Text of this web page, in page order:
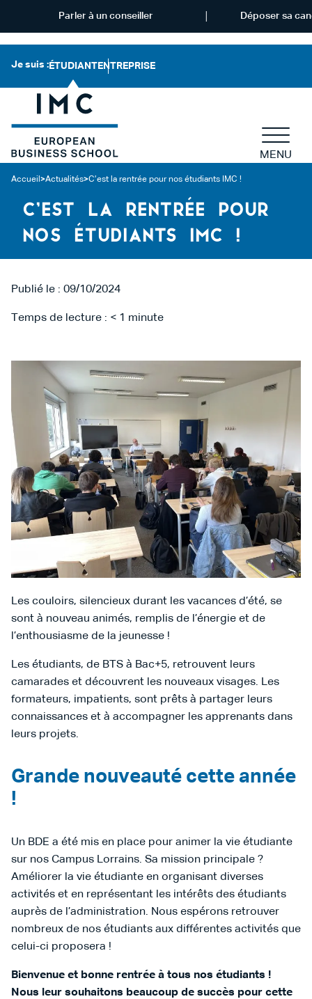
Je suis : ÉTUDIANT ENTREPRISE
MENU
Accueil >Actualités>C’est la rentrée pour nos étudiants IMC !
C’EST LA RENTRÉE POUR
NOS ÉTUDIANTS IMC !
Publié le : 09/10/2024
Temps de lecture : < 1 minute
Les couloirs, silencieux durant les vacances d’été, se
sont à nouveau animés, remplis de l’énergie et de
l’enthousiasme de la jeunesse !
Les étudiants, de BTS à Bac+5, retrouvent leurs
camarades et découvrent les nouveaux visages. Les
formateurs, impatients, sont prêts à partager leurs
connaissances et à accompagner les apprenants dans
leurs projets.
Grande nouveauté cette année
!
Un BDE a été mis en place pour animer la vie étudiante
sur nos Campus Lorrains. Sa mission principale ?
Améliorer la vie étudiante en organisant diverses
activités et en représentant les intérêts des étudiants
auprès de l’administration. Nous espérons retrouver
nombreux de nos étudiants aux différentes activités que
celui-ci proposera !
Bienvenue et bonne rentrée à tous nos étudiants !
Nous leur souhaitons beaucoup de succès pour cette
Parler à un conseiller Déposer sa